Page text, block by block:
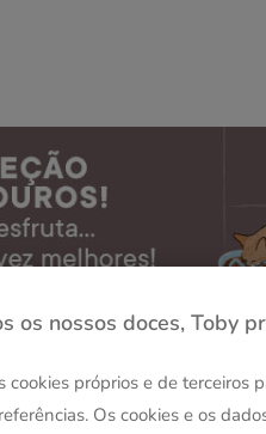
os nossos doces, Toby
cookies próprios e de terceiros
Os cookies e os